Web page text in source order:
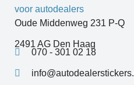
Oude Middenweg 231 P-Q
2491 AG Den Haag
070 - 301 02 18